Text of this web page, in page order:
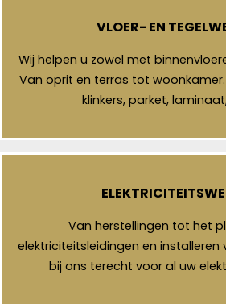
VLOER- EN
Wij helpen u zowel met
Van oprit en terras tot
klinkers, parket,
Van herstellingen tot het
elektriciteitsleidingen en installeren
bij ons terecht voor al uw